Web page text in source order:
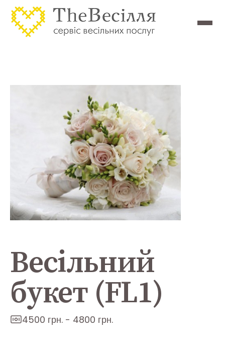
Весільний
букет (FL1)
4500 грн. - 4800 грн.